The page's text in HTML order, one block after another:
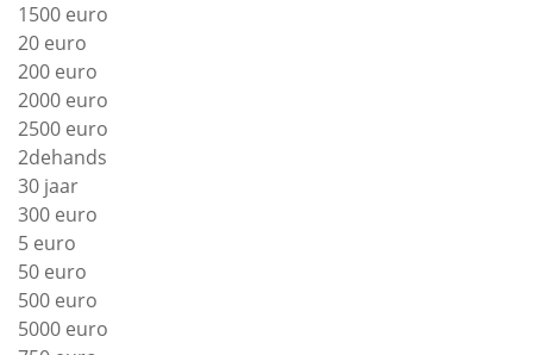
1500 euro
20 euro
200 euro
2000 euro
2500 euro
2dehands
30 jaar
300 euro
5 euro
50 euro
500 euro
5000 euro